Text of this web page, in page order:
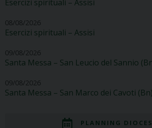
Esercizi spirituali – Assisi
08/08/2026
Esercizi spirituali – Assisi
09/08/2026
Santa Messa – San Leucio del Sannio
09/08/2026
Santa Messa – San Marco dei Cavoti (Bn)
PLANNING